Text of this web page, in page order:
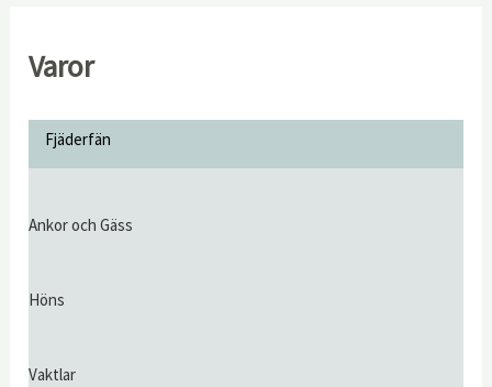
Varor
Fjäderfän
Ankor och Gäss
Höns
Vaktlar